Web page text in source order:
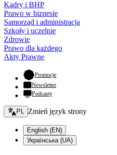
Kadry i BHP
Prawo w biznesie
Samorząd i administracja
Szkoły i uczelnie
Zdrowie
Prawo dla każdego
Akty Prawne
Promocje- otwiera się w nowej karcie
Newsletter
Podcasty
Zmień język - bieżący:
PL Zmień język strony
English (EN)
Українська (UA)